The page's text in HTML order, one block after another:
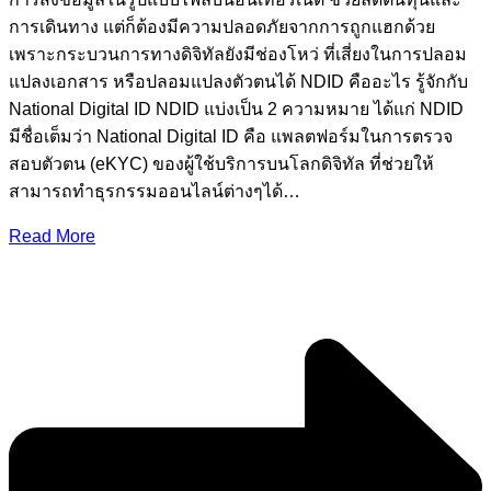
การเดินทาง แต่ก็ต้องมีความปลอดภัยจากการถูกแฮกด้วย
เพราะกระบวนการทางดิจิทัลยังมีช่องโหว่ ที่เสี่ยงในการปลอม
แปลงเอกสาร หรือปลอมแปลงตัวตนได้ NDID คืออะไร รู้จักกับ
National Digital ID NDID แบ่งเป็น 2 ความหมาย ได้แก่ NDID
มีชื่อเต็มว่า National Digital ID คือ แพลตฟอร์มในการตรวจ
สอบตัวตน (eKYC) ของผู้ใช้บริการบนโลกดิจิทัล ที่ช่วยให้
สามารถทำธุรกรรมออนไลน์ต่างๆได้…
Read More